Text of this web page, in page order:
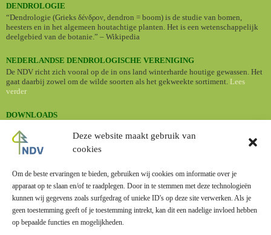
Deze website maakt gebruik van
cookies
Om de beste ervaringen te bieden, gebruiken wij cookies om informatie over je
apparaat op te slaan en/of te raadplegen. Door in te stemmen met deze technologieën
kunnen wij gegevens zoals surfgedrag of unieke ID's op deze site verwerken. Als je
geen toestemming geeft of je toestemming intrekt, kan dit een nadelige invloed hebben
op bepaalde functies en mogelijkheden.
DENDROLOGIE
“Dendrologie (Grieks δένδρον, dendron = boom) is de studie van bomen,
heesters en in het algemeen houtachtige planten. Het is een wetenschappelijk
deelgebied van de botanie.” – Wikipedia
NEDERLANDSE DENDROLOGISCHE VERENIGING
De NDV richt zich vooral op de in ons land winterharde houtige gewassen. Het
gaat daarbij zowel om de wilde soorten als het gekweekte sortiment. Lees
verder
DOWNLOADS
BOMENBIEB
boomsoorten.